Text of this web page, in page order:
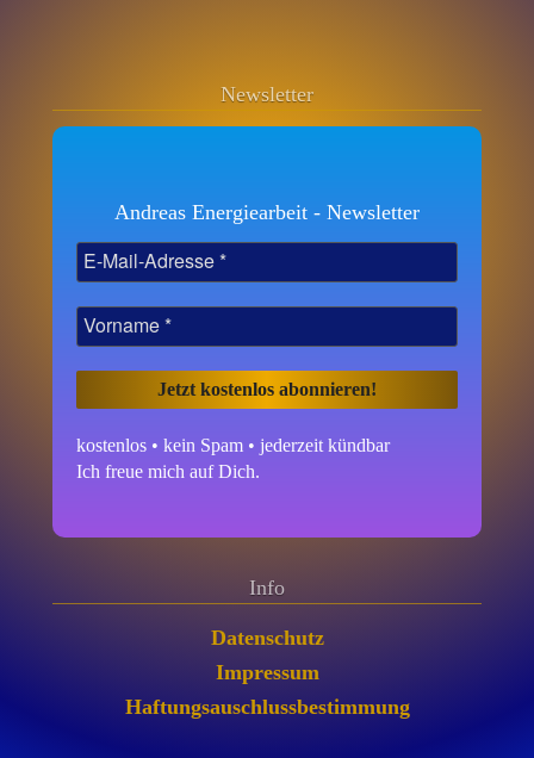
Newsletter
Andreas Energiearbeit - Newsletter
kostenlos • kein Spam • jederzeit kündbar
Ich freue mich auf Dich.
Info
Datenschutz
Impressum
Haftungsauschlussbestimmung